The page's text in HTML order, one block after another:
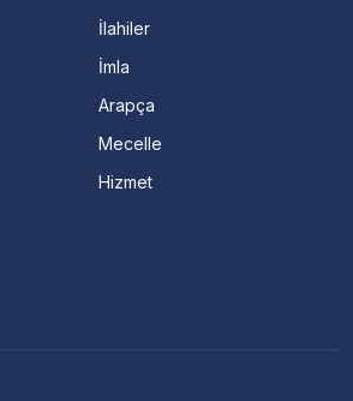
İlahiler
İmla
Arapça
Mecelle
Hizmet